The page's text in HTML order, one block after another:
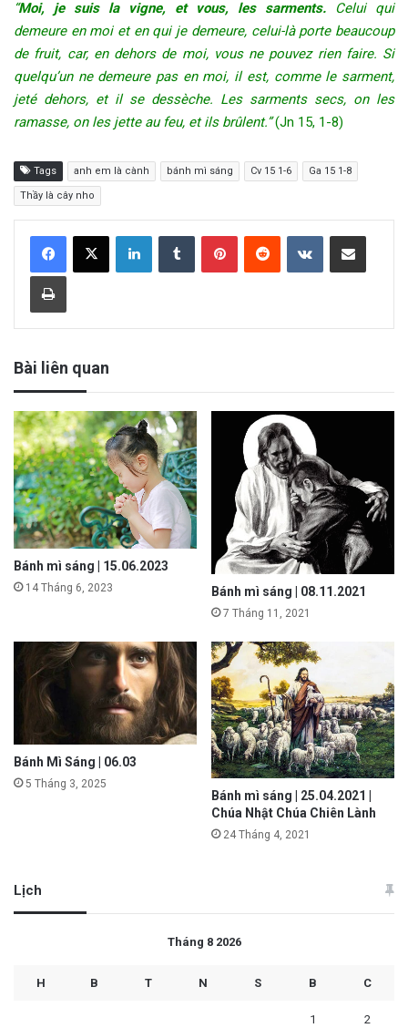
“Moi, je suis la vigne, et vous, les sarments. Celui qui
demeure en moi et en qui je demeure, celui-là porte beaucoup
de fruit, car, en dehors de moi, vous ne pouvez rien faire. Si
quelqu’un ne demeure pas en moi, il est, comme le sarment,
jeté dehors, et il se dessèche. Les sarments secs, on les
ramasse, on les jette au feu, et ils brûlent.”(Jn 15, 1-8)
Tags anh em là cành bánh mì sáng Cv 15 1-6 Ga 15 1-8
Thầy là cây nho
Bài liên quan
Bánh mì sáng | 15.06.2023
14 Tháng 6, 2023 Bánh mì sáng | 08.11.2021
7 Tháng 11, 2021
Bánh Mì Sáng | 06.03
5 Tháng 3, 2025
Bánh mì sáng | 25.04.2021 |
Chúa Nhật Chúa Chiên Lành
24 Tháng 4, 2021
Lịch
Tháng 8 2026
H B T N S B C
1 2